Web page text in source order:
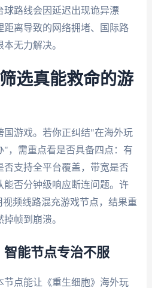
球路线会因延迟出现诡异漂
距离导致的网络拥堵、国际路
无力解决。
选真能救命的游
国游戏。若你正纠结"在海外玩
"，需重点看是否具备四点：有
支持全平台覆盖，带宽是否
能否分钟级响应断连问题。许
频线路混充游戏节点，结果重
帧到崩溃。
能节点专治不服
节点能让《重生细胞》海外玩